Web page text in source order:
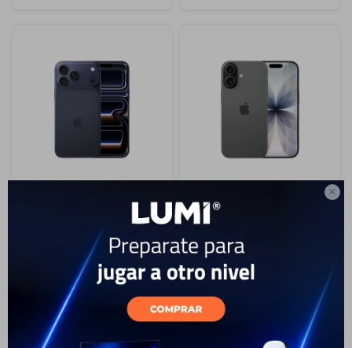

Iphone 17 Pro 512 GB - Deep
ENVÍO A TODO EL PAÍS
iPhone 17 256 GB - Black
1.599
ENVÍO A TODO EL PAÍS
Marcas
F&Q